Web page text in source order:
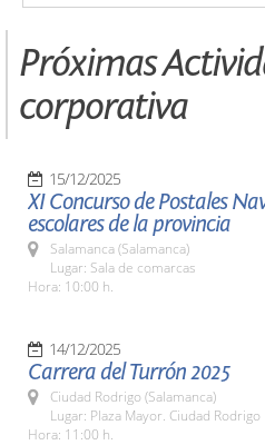
Próximas
corporativa
15/12/2025
XI Concurso de Postales
escolares de la provincia
Salamanca (Salamanca)
Lugar: Sala de comarcas
Hora: 10:00 h.
14/12/2025
Carrera del Turrón 2025
Ciudad Rodrigo (Salamanca)
Lugar: Plaza Mayor. Ciudad Rodrigo
Hora: 11:00 h.